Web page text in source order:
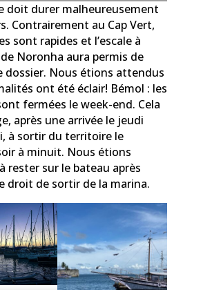
doit durer malheureusement
Contrairement au Cap Vert,
sont rapides et l’escale à
Noronha aura permis de
dossier. Nous étions attendus
ont été éclair! Bémol : les
fermées le week-end. Cela
après une arrivée le jeudi
à sortir du territoire le
à minuit. Nous étions
rester sur le bateau après
droit de sortir de la marina.